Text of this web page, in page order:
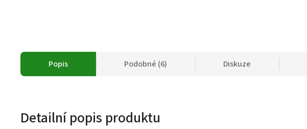
Popis Podobné (6) Diskuze
Detailní popis produktu